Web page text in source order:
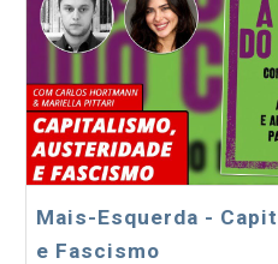
Mais-Esquerda -
e Fascismo